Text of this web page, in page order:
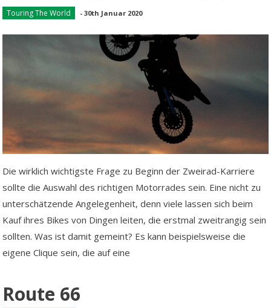
Touring The World -30th Januar 2020
Die wirklich wichtigste Frage zu Beginn der Zweirad-Karriere
sollte die Auswahl des richtigen Motorrades sein. Eine nicht zu
unterschätzende Angelegenheit, denn viele lassen sich beim
Kauf ihres Bikes von Dingen leiten, die erstmal zweitrangig sein
sollten. Was ist damit gemeint? Es kann beispielsweise die
eigene Clique sein, die auf eine
Route 66